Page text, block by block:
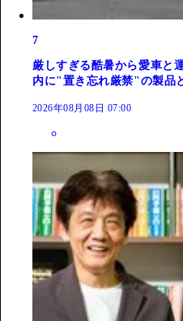
7
厳しすぎる酷暑から愛車
内に"置き忘れ厳禁"の製品
2026年08月08日 07:00